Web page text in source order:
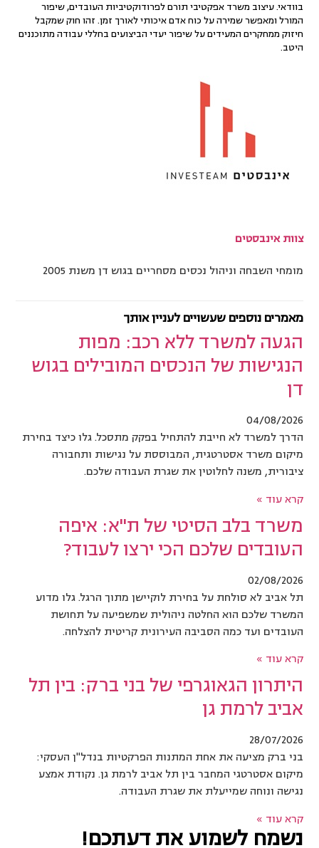
בוודאי. עיצוב משרד אפקטיבי תורם לפרודוקטיביות העובדים, שיפור
המורל ומאפשר שמירה על כוח אדם איכותי לאורך זמן. זהו חוק שמקבל
חיזוק ממחקרים המעידים על שיפור יעדי הביצועים בחללי עבודה מתוכננים
היטב.
צוות אינבסטים
מומחי השבחה וניהול נכסים מסחריים בגוש דן משנת 2005
מאמרים נוספים שעשויים לעניין אותך
הגעה למשרד ללא רכב: מפות
הנגישות של הנכסים המובילים בגוש
דן
04/08/2026
הדרך למשרד לא חייבת להתחיל בפקק מתסכל. גלו כיצד בחירת
מיקום משרד אסטרטגית, המבוססת על נגישות ותחבורה
ציבורית, משנה לחלוטין את שגרת העבודה שלכם.
קרא עוד »
משרד בלב הסיטי של ת"א: איפה
העובדים שלכם הכי ירצו לעבוד?
02/08/2026
תל אביב לא סולחת על בחירת לוקיישן מתוך הרגל. גלו מדוע
המשרד שלכם הוא החלטה ניהולית שמשפיעה על תחושת
העובדים ועד כמה הסביבה העירונית קריטית להצלחה.
קרא עוד »
היתרון הגאוגרפי של בני ברק: בין תל
אביב לרמת גן
28/07/2026
בני ברק מציעה את אחת המתנות הפרקטיות בנדל"ן העסקי:
מיקום אסטרטגי המחבר בין תל אביב לרמת גן. נקודת אמצע
נגישה ונוחה שמייעלת את שגרת העבודה.
קרא עוד »
נשמח לשמוע את דעתכם!